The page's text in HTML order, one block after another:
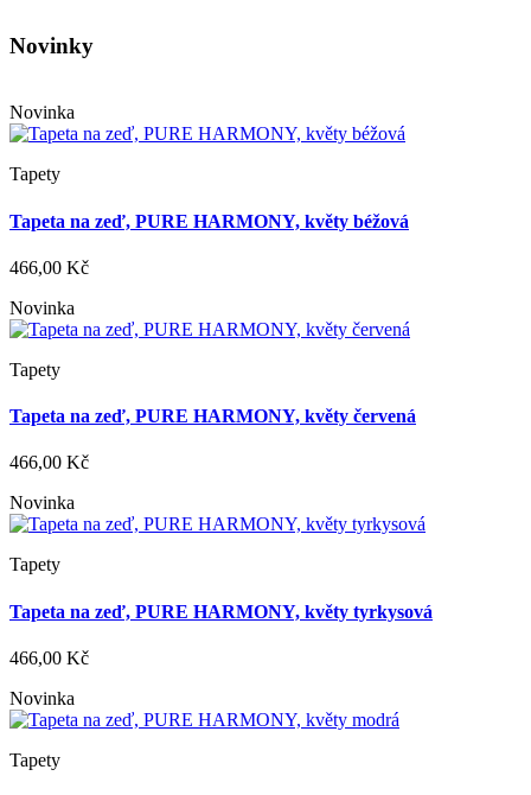
Novinky
Novinka
Tapety
Tapeta na zeď, PURE HARMONY, květy béžová
466,00 Kč
Novinka
Tapety
Tapeta na zeď, PURE HARMONY, květy červená
466,00 Kč
Novinka
Tapety
Tapeta na zeď, PURE HARMONY, květy tyrkysová
466,00 Kč
Novinka
Tapety